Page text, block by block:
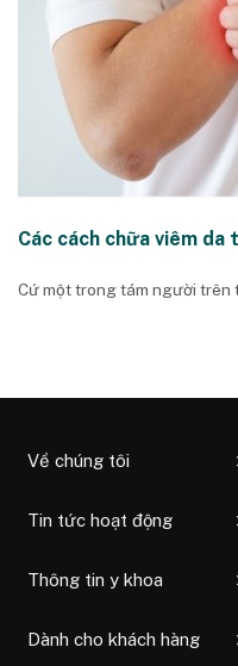
Các cách chữa viêm da
Cứ một trong tám người trên
Về chúng tôi
Tin tức hoạt động
Thông tin y khoa
Dành cho khách hàng